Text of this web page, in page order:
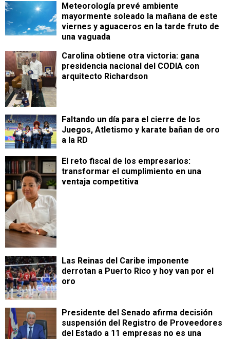
Meteorología prevé ambiente
mayormente soleado la mañana de este
viernes y aguaceros en la tarde fruto de
una vaguada
Carolina obtiene otra victoria: gana
presidencia nacional del CODIA con
arquitecto Richardson
Faltando un día para el cierre de los
Juegos, Atletismo y karate bañan de oro
a la RD
​El reto fiscal de los empresarios:
transformar el cumplimiento en una
ventaja competitiva
Las Reinas del Caribe imponente
derrotan a Puerto Rico y hoy van por el
oro
Presidente del Senado afirma decisión
suspensión del Registro de Proveedores
del Estado a 11 empresas no es una